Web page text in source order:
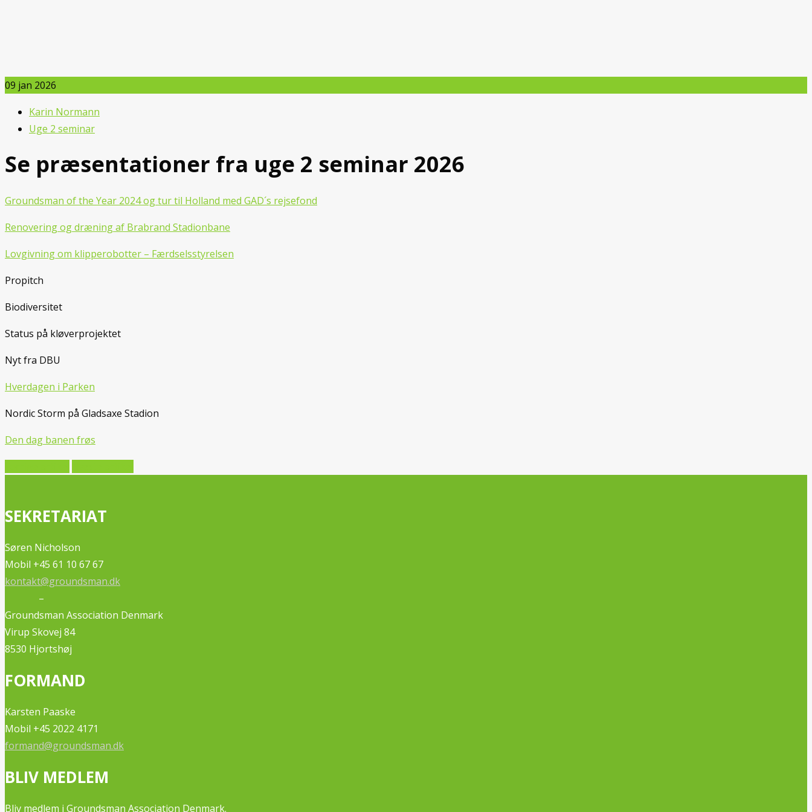
09 jan 2026
Karin Normann
Uge 2 seminar
Se præsentationer fra uge 2 seminar 2026
Groundsman of the Year 2024 og tur til Holland med GAD´s rejsefond
Renovering og dræning af Brabrand Stadionbane
Lovgivning om klipperobotter – Færdselsstyrelsen
Propitch
Biodiversitet
Status på kløverprojektet
Nyt fra DBU
Hverdagen i Parken
Nordic Storm på Gladsaxe Stadion
Den dag banen frøs
SEKRETARIAT
Søren Nicholson
Mobil +45 61 10 67 67
kontakt@groundsman.dk
–
Groundsman Association Denmark
Virup Skovej 84
8530 Hjortshøj
FORMAND
Karsten Paaske
Mobil +45 2022 4171
formand@groundsman.dk
BLIV MEDLEM
Bliv medlem i Groundsman Association Denmark.